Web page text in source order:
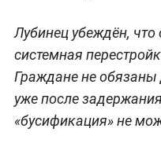
Лубинец убеждён, что
системная
Граждане не
уже после
«бусификация» не